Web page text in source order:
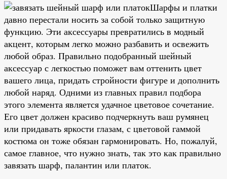
Шарфы и платки
давно перестали носить за собой только защитную
функцию. Эти аксессуары превратились в модный
акцент, которым легко можно разбавить и освежить
любой образ. Правильно подобранный шейный
аксессуар с легкостью поможет вам оттенить цвет
вашего лица, придать стройности фигуре и дополнить
любой наряд. Одними из главных правил подбора
этого элемента является удачное цветовое сочетание.
Его цвет должен красиво подчеркнуть ваш румянец
или придавать яркости глазам, с цветовой гаммой
костюма он тоже обязан гармонировать. Но, пожалуй,
самое главное, что нужно знать, так это как правильно
завязать шарф, палантин или платок.